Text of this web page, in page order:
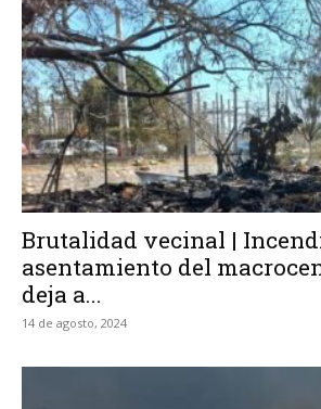
Brutalidad vecinal |
asentamiento del
deja a...
14 de agosto, 2024